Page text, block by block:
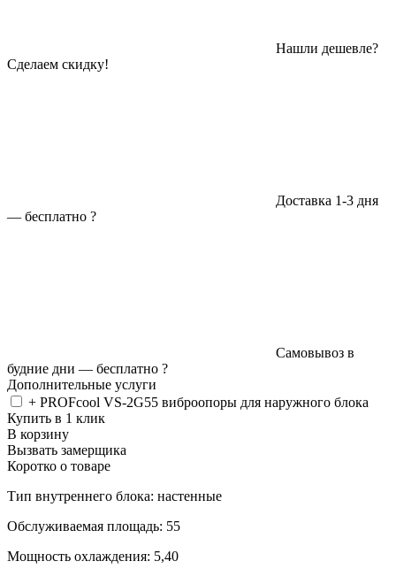
Нашли дешевле?
Сделаем скидку!
Доставка 1-3 дня
— бесплатно ?
Самовывоз в
будние дни — бесплатно ?
Дополнительные услуги
+ PROFcool VS-2G55 виброопоры для наружного блока
Купить в 1 клик
В корзину
Вызвать замерщика
Коротко о товаре
Тип внутреннего блока: настенные
Обслуживаемая площадь: 55
Мощность охлаждения: 5,40